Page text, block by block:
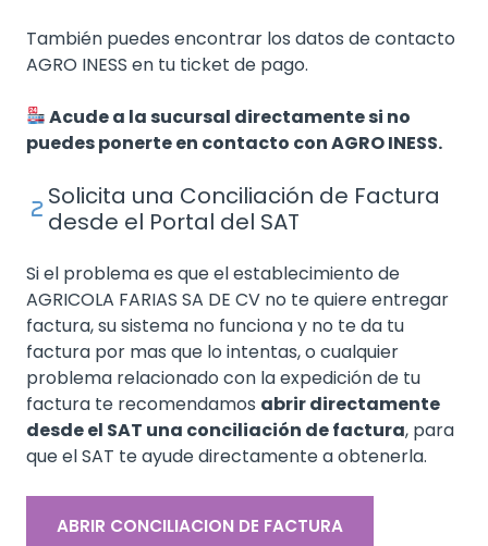
También puedes encontrar los datos de contacto
AGRO INESS en tu ticket de pago.
Acude a la sucursal directamente si no
puedes ponerte en contacto con AGRO INESS.
Solicita una Conciliación de Factura
desde el Portal del SAT
Si el problema es que el establecimiento de
AGRICOLA FARIAS SA DE CV no te quiere entregar
factura, su sistema no funciona y no te da tu
factura por mas que lo intentas, o cualquier
problema relacionado con la expedición de tu
factura te recomendamos abrir directamente
desde el SAT una conciliación de factura, para
que el SAT te ayude directamente a obtenerla.
ABRIR CONCILIACION DE FACTURA